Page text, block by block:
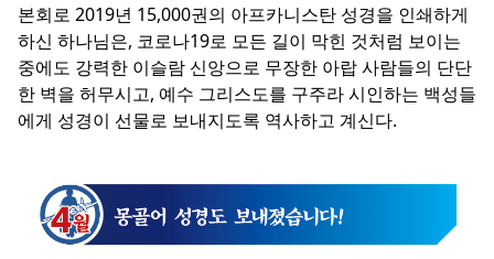
본회로 2019년 15,000권의 아프카니스탄 성경을 인쇄하게
하신 하나님은, 코로나19로 모든 길이 막힌 것처럼 보이는
중에도 강력한 이슬람 신앙으로 무장한 아랍 사람들의 단단
한 벽을 허무시고, 예수 그리스도를 구주라 시인하는 백성들
에게 성경이 선물로 보내지도록 역사하고 계신다.